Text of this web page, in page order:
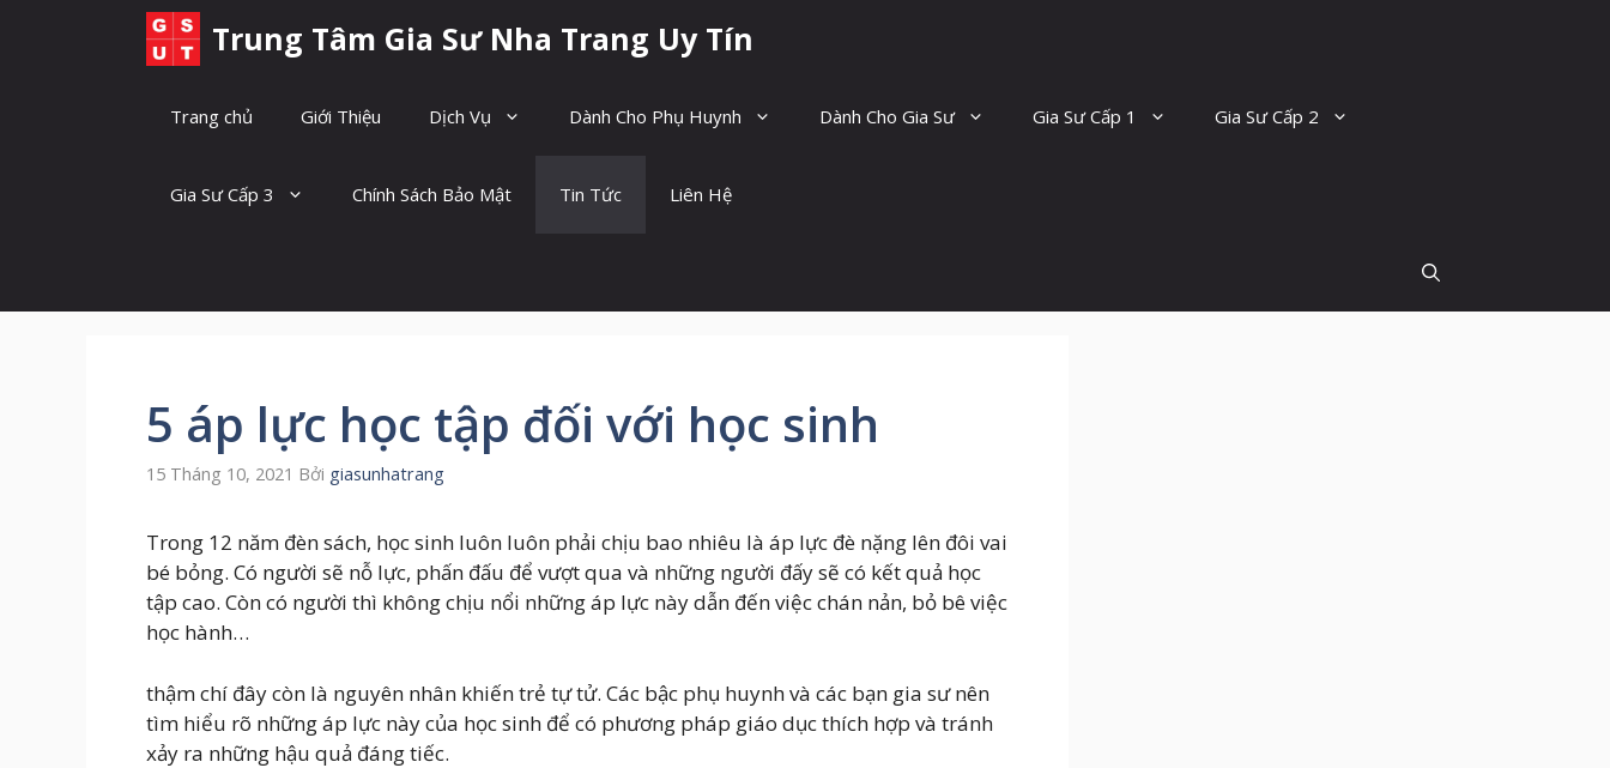
Trung Tâm Gia Sư Nha Trang Uy Tín
Trang chủ Giới Thiệu Dịch Vụ Dành Cho Phụ Huynh Dành Cho Gia Sư Gia Sư Cấp 1 Gia Sư Cấp 2
Gia Sư Cấp 3 Chính Sách Bảo Mật Tin Tức Liên Hệ
5 áp lực học tập đối với học sinh
15 Tháng 10, 2021 Bởi giasunhatrang
Trong 12 năm đèn sách, học sinh luôn luôn phải chịu bao nhiêu là áp lực đè nặng lên đôi vai
bé bỏng. Có người sẽ nỗ lực, phấn đấu để vượt qua và những người đấy sẽ có kết quả học
tập cao. Còn có người thì không chịu nổi những áp lực này dẫn đến việc chán nản, bỏ bê việc
học hành…
thậm chí đây còn là nguyên nhân khiến trẻ tự tử. Các bậc phụ huynh và các bạn gia sư nên
tìm hiểu rõ những áp lực này của học sinh để có phương pháp giáo dục thích hợp và tránh
xảy ra những hậu quả đáng tiếc.